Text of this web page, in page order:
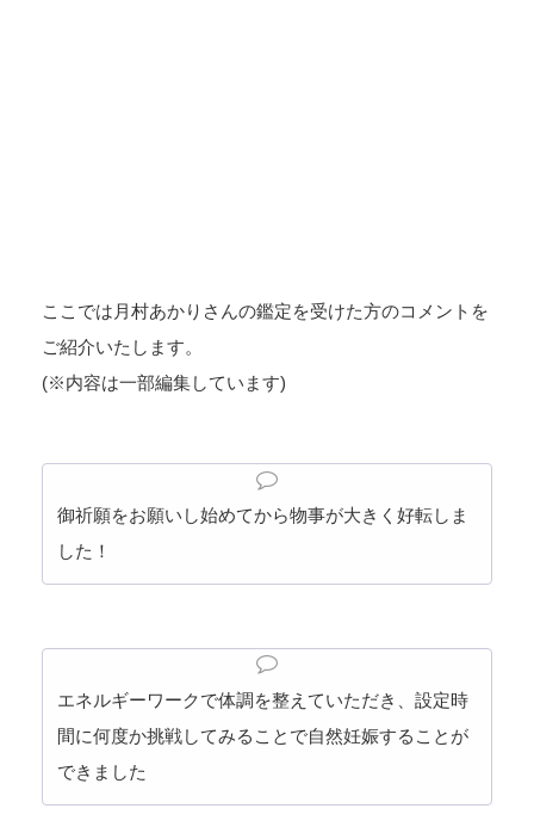
ここでは月村あかりさんの鑑定を受けた方のコメントを
ご紹介いたします。
(※内容は一部編集しています)
御祈願をお願いし始めてから物事が大きく好転しま
した！
エネルギーワークで体調を整えていただき、設定時
間に何度か挑戦してみることで自然妊娠することが
できました